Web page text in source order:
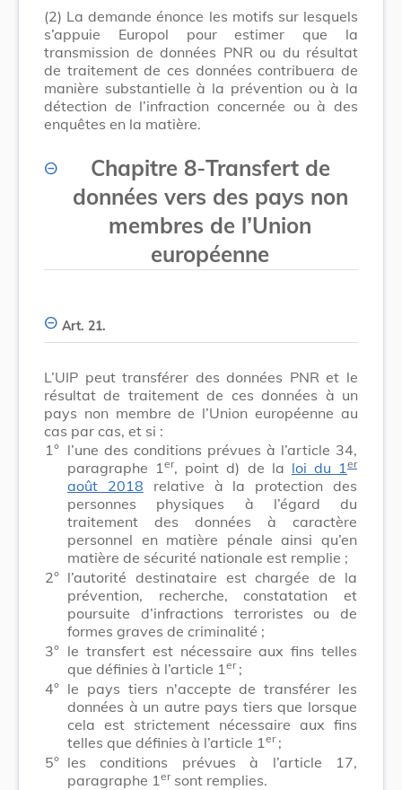
(2) La demande énonce les motifs sur lesquels
s’appuie Europol pour estimer que la
transmission de données PNR ou du résultat
de traitement de ces données contribuera de
manière substantielle à la prévention ou à la
détection de l’infraction concernée ou à des
enquêtes en la matière.
Chapitre 8-Transfert de
données vers des pays non
membres de l’Union
européenne
Art. 21.
L’UIP peut transférer des données PNR et le
résultat de traitement de ces données à un
pays non membre de l’Union européenne au
cas par cas, et si :
1° l’une des conditions prévues à l’article 34,
paragraphe 1er, point d) de la loi du 1 er
août 2018 relative à la protection des
personnes physiques à l’égard du
traitement des données à caractère
personnel en matière pénale ainsi qu’en
matière de sécurité nationale est remplie ;
2° l’autorité destinataire est chargée de la
prévention, recherche, constatation et
poursuite d’infractions terroristes ou de
formes graves de criminalité ;
3° le transfert est nécessaire aux fins telles
que définies à l’article 1 er ;
4° le pays tiers n'accepte de transférer les
données à un autre pays tiers que lorsque
cela est strictement nécessaire aux fins
telles que définies à l’article 1 er ;
5° les conditions prévues à l’article 17,
paragraphe 1 ersont remplies.